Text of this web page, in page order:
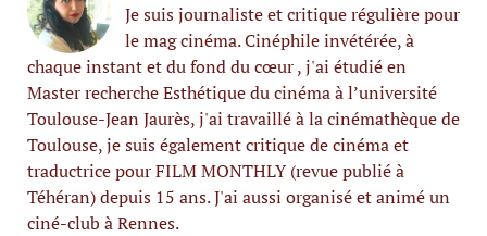
Je suis journaliste et critique régulière pour
le mag cinéma. Cinéphile invétérée, à
chaque instant et du fond du cœur , j'ai étudié en
Master recherche Esthétique du cinéma à l’université
Toulouse-Jean Jaurès, j'ai travaillé à la cinémathèque de
Toulouse, je suis également critique de cinéma et
traductrice pour FILM MONTHLY (revue publié à
Téhéran) depuis 15 ans. J'ai aussi organisé et animé un
ciné-club à Rennes.